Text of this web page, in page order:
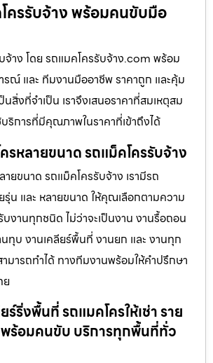
โครรับจ้าง พร้อมคนขับมือ
จ้าง โดย รถแมคโครรับจ้าง.com พร้อม
ณ์ และ ทีมงานมืออาชีพ ราคาถูก และคุ้ม
สิ่งที่จำเป็น เราจึงเสนอราคาที่สมเหตุสม
ริการที่มีคุณภาพในราคาที่เข้าถึงได้
รหลายขนาด รถแม็คโครรับจ้าง
ายขนาด รถแม็คโครรับจ้าง เรามีรถ
รุ่น และ หลายขนาด ให้คุณเลือกตามความ
งานทุกชนิด ไม่ว่าจะเป็นงาน งานรื้อถอน
ทุบ งานเคลียร์พื้นที่ งานยก และ งานทุก
มารถทำได้ ทางทีมงานพร้อมให้คำปรึกษา
ย
ริ่งพื้นที่ รถแมคโครให้เช่า ราย
ร้อมคนขับ บริการทุกพื้นที่ทั่ว